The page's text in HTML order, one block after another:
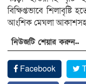
বিক্ষিপ্তভাবে শিলাবৃষ্টি
আংশিক মেঘলা আকাশসহ
নিউজটি শেয়ার করুন..
Facebook